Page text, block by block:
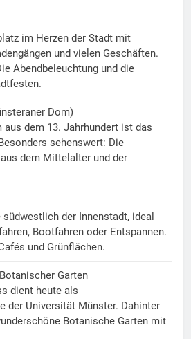
im Herzen der Stadt mit
und vielen Geschäften.
Abendbeleuchtung und die
Dom)
aus dem 13. Jahrhundert ist das
sehenswert: Die
dem Mittelalter und der
der Innenstadt, ideal
Bootfahren oder Entspannen.
und Grünflächen.
Garten
dient heute als
der Universität Münster. Dahinter
Botanische Garten mit